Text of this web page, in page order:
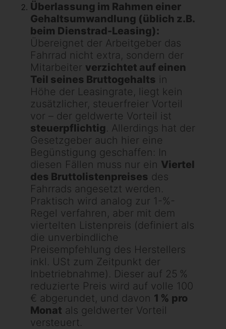
Überlassung im Rahmen einer
Gehaltsumwandlung (üblich z.B.
beim Dienstrad-Leasing):
Übereignet der Arbeitgeber das
Fahrrad nicht extra, sondern der
Mitarbeiter verzichtet auf einen
Teil seines Bruttogehalts in
Höhe der Leasingrate, liegt kein
zusätzlicher, steuerfreier Vorteil
vor – der geldwerte Vorteil ist
steuerpflichtig. Allerdings hat der
Gesetzgeber auch hier eine
Begünstigung geschaffen: In
diesen Fällen muss nur ein Viertel
des Bruttolistenpreises des
Fahrrads angesetzt werden.
Praktisch wird analog zur 1-%-
Regel verfahren, aber mit dem
viertelten Listenpreis (definiert als
die unverbindliche
Preisempfehlung des Herstellers
inkl. USt zum Zeitpunkt der
Inbetriebnahme). Dieser auf 25 %
reduzierte Preis wird auf volle 100
€ abgerundet, und davon 1 % pro
Monat als geldwerter Vorteil
versteuert.